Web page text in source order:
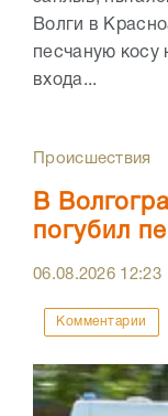
Волги в
песчаную косу
входа...
Происшествия
В
погубил
06.08.2026 12:23
Комментарии